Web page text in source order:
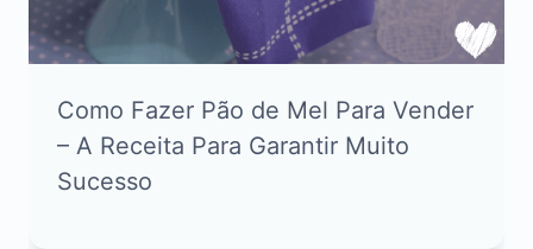
Como Fazer Pão de Mel Para Vender
– A Receita Para Garantir Muito
Sucesso